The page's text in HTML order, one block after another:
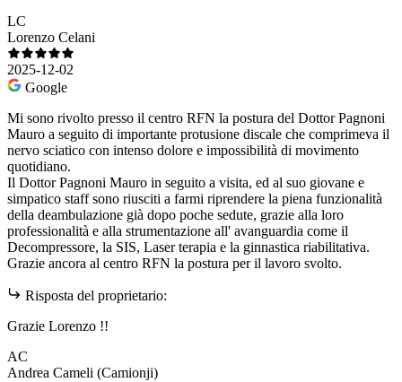
LC
Lorenzo Celani
2025-12-02
Google
Mi sono rivolto presso il centro RFN la postura del Dottor Pagnoni
Mauro a seguito di importante protusione discale che comprimeva il
nervo sciatico con intenso dolore e impossibilità di movimento
quotidiano.
Il Dottor Pagnoni Mauro in seguito a visita, ed al suo giovane e
simpatico staff sono riusciti a farmi riprendere la piena funzionalità
della deambulazione già dopo poche sedute, grazie alla loro
professionalità e alla strumentazione all' avanguardia come il
Decompressore, la SIS, Laser terapia e la ginnastica riabilitativa.
Grazie ancora al centro RFN la postura per il lavoro svolto.
Risposta del proprietario:
Grazie Lorenzo !!
AC
Andrea Cameli (Camionji)